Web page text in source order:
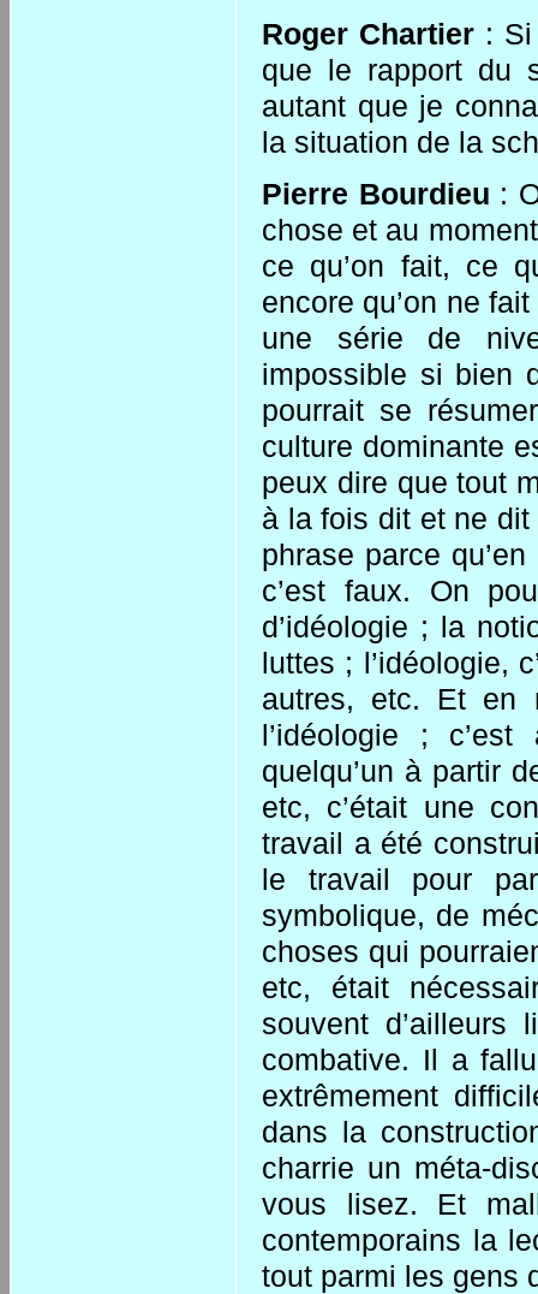
Roger Chartier :
que le rapport du
autant que je
la situation de la
Pierre Bourdieu :
chose et au
ce qu’on fait, ce
encore qu’on ne
une série de
impossible si bien
pourrait se
culture dominante
peux dire que tout
à la fois dit et ne
phrase parce
c’est faux. On
d’idéologie ; la
luttes ; l’idéologie,
autres, etc. Et en
l’idéologie ;
quelqu’un à partir
etc, c’était une
travail a été
le travail pour
symbolique, de
choses qui
etc, était
souvent
combative. Il a
extrêmement
dans la
charrie un méta-
vous lisez. Et
contemporains la
tout parmi les gens